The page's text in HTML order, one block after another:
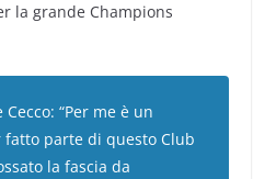
la grande Champions
Cecco: “Per me è un
fatto parte di questo Club
la fascia da